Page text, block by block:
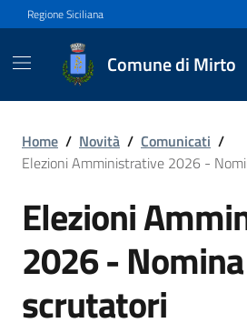
Vai ai contenuti
Vai al footer
Regione Siciliana
Comune di Mirto
Elezioni
Home / Novità / Comunicati /
Elezioni Amministrative 2026 -
Elezioni
2026 - Nomina
scrutatori